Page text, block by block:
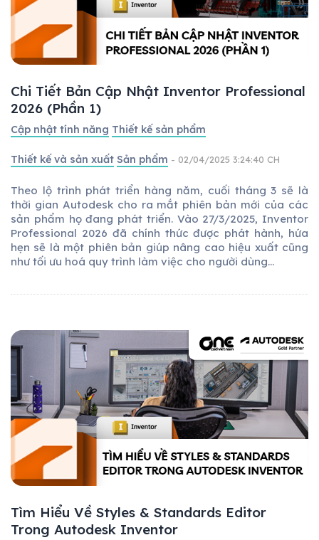
Chi Tiết Bản Cập Nhật Inventor Professional
2026 (Phần 1)
Cập nhật tính năng Thiết kế sản phẩm
Thiết kế và sản xuất Sản phẩm - 02/04/2025 3:24:40 CH
Theo lộ trình phát triển hàng năm, cuối tháng 3 sẽ là
thời gian Autodesk cho ra mắt phiên bản mới của các
sản phẩm họ đang phát triển. Vào 27/3/2025, Inventor
Professional 2026 đã chính thức được phát hành, hứa
hẹn sẽ là một phiên bản giúp nâng cao hiệu xuất cũng
như tối ưu hoá quy trình làm việc cho người dùng...
Tìm Hiểu Về Styles & Standards Editor
Trong Autodesk Inventor